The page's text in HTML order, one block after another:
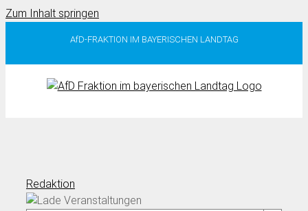
Zum Inhalt springen
AfD-FRAKTION IM BAYERISCHEN LANDTAG
Redaktion